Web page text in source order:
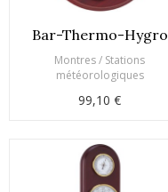
Bar-Thermo-Hygro
Montres / Stations
météorologiques
99,10 €